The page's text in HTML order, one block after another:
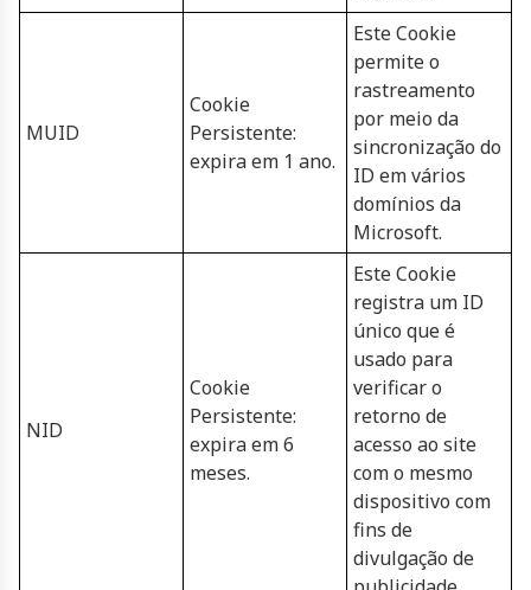
MUID
Cookie
Persistente:
expira em 1 ano.
Este Cookie
permite o
rastreamento
por meio da
sincronização do
ID em vários
domínios da
Microsoft.
NID
Cookie
Persistente:
expira em 6
meses.
Este Cookie
registra um ID
único que é
usado para
verificar o
retorno de
acesso ao site
com o mesmo
dispositivo com
fins de
divulgação de